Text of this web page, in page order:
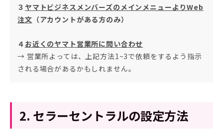
３ ヤマトビジネスメンバーズのメインメニューよりWeb
注文 （アカウントがある方のみ）
４ お近くのヤマト営業所に問い合わせ
→ 営業所よっては、上記方法1~3で依頼をするよう指示
される場合があるかもしれません。
2. セラーセントラルの設定方法